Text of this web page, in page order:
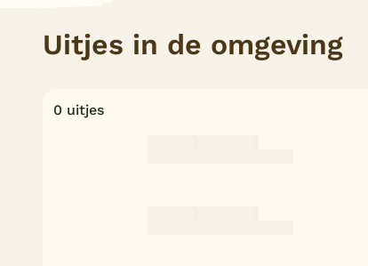
Uitjes in de omgeving
0 uitjes